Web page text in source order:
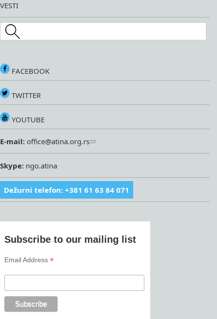
VESTI
Search this site
FACEBOOK
TWITTER
YOUTUBE
E-mail: office@atina.org.rs
Skype: ngo.atina
Dežurni telefon: +381 61 63 84 071
Subscribe to our mailing list
Email Address*